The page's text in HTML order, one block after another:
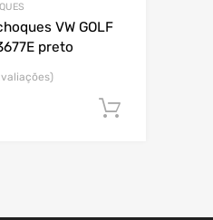
VW GOLF
preto